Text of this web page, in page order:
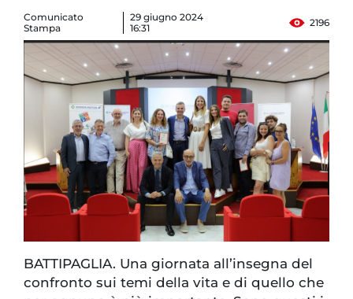
Comunicato
Stampa
29 giugno 2024
16:31
2196
BATTIPAGLIA. Una giornata all’insegna del
confronto sui temi della vita e di quello che